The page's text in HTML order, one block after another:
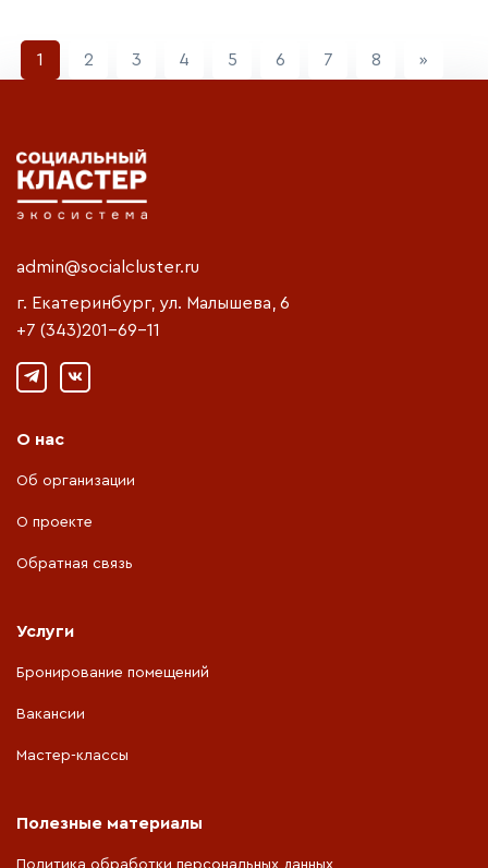
1 2 3 4 5 6 7 8 »
admin@socialcluster.ru
г. Екатеринбург, ул. Малышева, 6
+7 (343)201-69-11
О нас
Об организации
О проекте
Обратная связь
Услуги
Бронирование помещений
Вакансии
Мастер-классы
Полезные материалы
Политика обработки персональных данных